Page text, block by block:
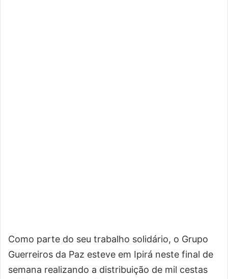
Como parte do seu trabalho solidário, o Grupo
Guerreiros da Paz esteve em Ipirá neste final de
semana realizando a distribuição de mil cestas